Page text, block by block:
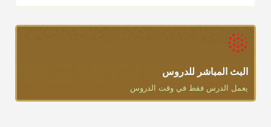
البث المباشر للدروس
يعمل الدرس فقط في وقت الدروس